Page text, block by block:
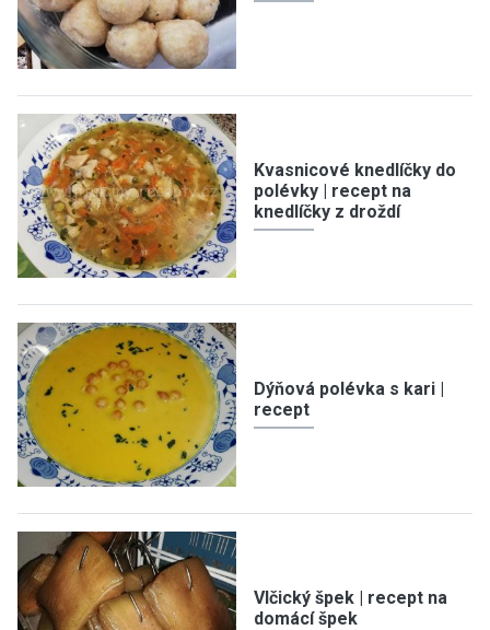
Kvasnicové knedlíčky do
polévky | recept na
knedlíčky z droždí
Dýňová polévka s kari |
recept
Vlčický špek | recept na
domácí špek